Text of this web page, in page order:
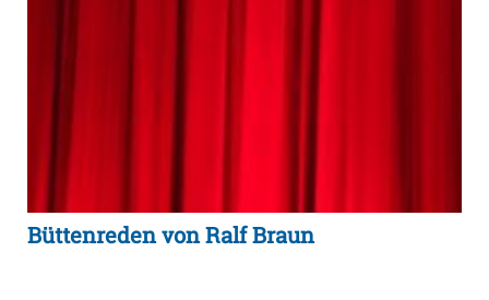
Büttenreden von Ralf Braun